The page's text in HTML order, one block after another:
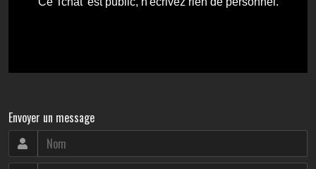
Envoyer un message